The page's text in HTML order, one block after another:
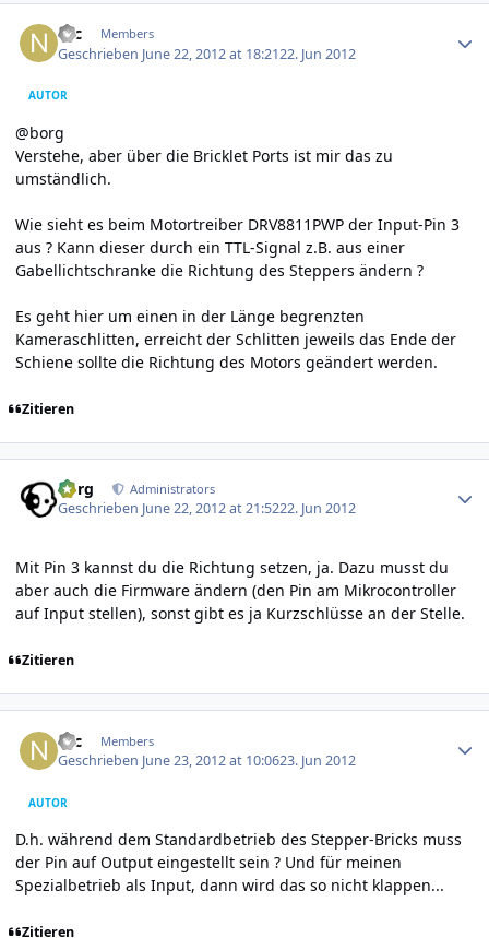
Nic Members
Geschrieben June 22, 2012 at 18:2122. Jun 2012
AUTOR
@borg
Verstehe, aber über die Bricklet Ports ist mir das zu
umständlich.
Wie sieht es beim Motortreiber DRV8811PWP der Input-Pin 3
aus ? Kann dieser durch ein TTL-Signal z.B. aus einer
Gabellichtschranke die Richtung des Steppers ändern ?
Es geht hier um einen in der Länge begrenzten
Kameraschlitten, erreicht der Schlitten jeweils das Ende der
Schiene sollte die Richtung des Motors geändert werden.
Zitieren
borg Administrators
Geschrieben June 22, 2012 at 21:5222. Jun 2012
Mit Pin 3 kannst du die Richtung setzen, ja. Dazu musst du
aber auch die Firmware ändern (den Pin am Mikrocontroller
auf Input stellen), sonst gibt es ja Kurzschlüsse an der Stelle.
Zitieren
Nic Members
Geschrieben June 23, 2012 at 10:0623. Jun 2012
AUTOR
D.h. während dem Standardbetrieb des Stepper-Bricks muss
der Pin auf Output eingestellt sein ? Und für meinen
Spezialbetrieb als Input, dann wird das so nicht klappen...
Zitieren